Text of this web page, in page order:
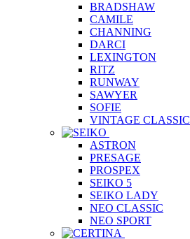
BRADSHAW
CAMILE
CHANNING
DARCI
LEXINGTON
RITZ
RUNWAY
SAWYER
SOFIE
VINTAGE CLASSIC
ASTRON
PRESAGE
PROSPEX
SEIKO 5
SEIKO LADY
NEO CLASSIC
NEO SPORT